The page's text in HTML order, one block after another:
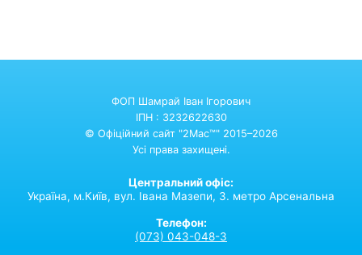
ФОП Шамрай Іван Ігорович
ІПН : 3232622630
© Офіційний сайт "2Mac™" 2015–2026
Усі права захищені.
Центральний офіс:
Україна, м.Київ, вул. Івана Мазепи, 3. метро Арсенальна
Телефон:
(073) 043-048-3